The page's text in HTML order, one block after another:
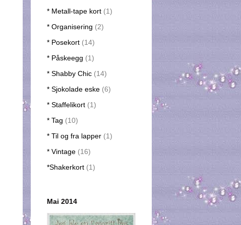
* Metall-tape kort (1)
* Organisering (2)
* Posekort (14)
* Påskeegg (1)
* Shabby Chic (14)
* Sjokolade eske (6)
* Staffelikort (1)
* Tag (10)
* Til og fra lapper (1)
* Vintage (16)
*Shakerkort (1)
Mai 2014